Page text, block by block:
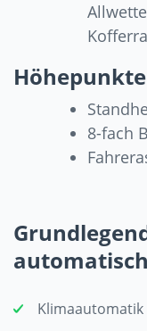
Höhepunkte
8-fach
Klimaautomatik